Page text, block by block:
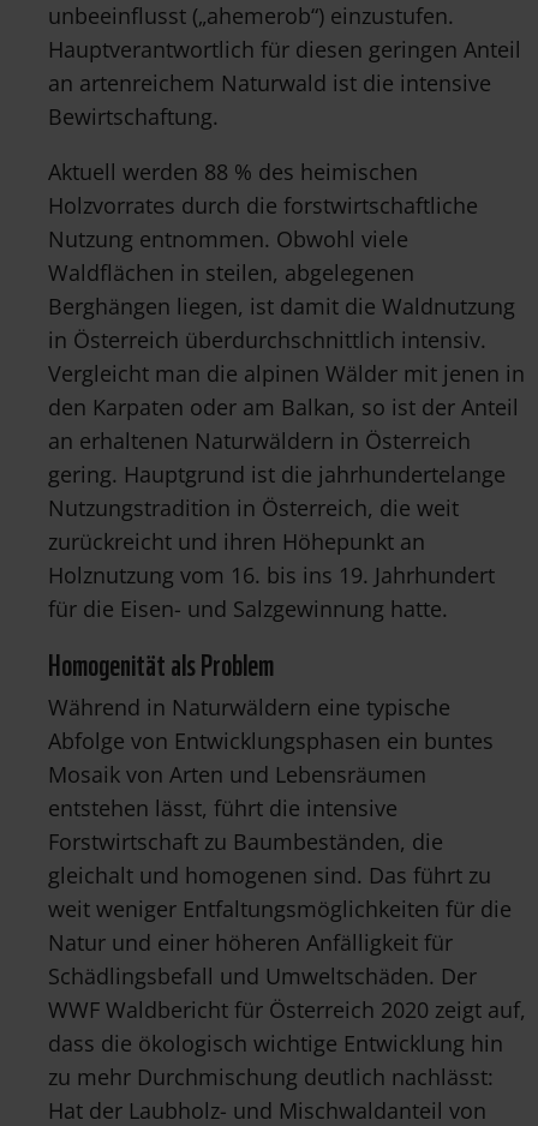
unbeeinflusst („ahemerob“) einzustufen.
Hauptverantwortlich für diesen geringen Anteil
an artenreichem Naturwald ist die intensive
Bewirtschaftung.
Aktuell werden 88 % des heimischen
Holzvorrates durch die forstwirtschaftliche
Nutzung entnommen. Obwohl viele
Waldflächen in steilen, abgelegenen
Berghängen liegen, ist damit die Waldnutzung
in Österreich überdurchschnittlich intensiv.
Vergleicht man die alpinen Wälder mit jenen in
den Karpaten oder am Balkan, so ist der Anteil
an erhaltenen Naturwäldern in Österreich
gering. Hauptgrund ist die jahrhundertelange
Nutzungstradition in Österreich, die weit
zurückreicht und ihren Höhepunkt an
Holznutzung vom 16. bis ins 19. Jahrhundert
für die Eisen- und Salzgewinnung hatte.
Homogenität als Problem
Während in Naturwäldern eine typische
Abfolge von Entwicklungsphasen ein buntes
Mosaik von Arten und Lebensräumen
entstehen lässt, führt die intensive
Forstwirtschaft zu Baumbeständen, die
gleichalt und homogenen sind. Das führt zu
weit weniger Entfaltungsmöglichkeiten für die
Natur und einer höheren Anfälligkeit für
Schädlingsbefall und Umweltschäden. Der
WWF Waldbericht für Österreich 2020 zeigt auf,
dass die ökologisch wichtige Entwicklung hin
zu mehr Durchmischung deutlich nachlässt:
Hat der Laubholz- und Mischwaldanteil von